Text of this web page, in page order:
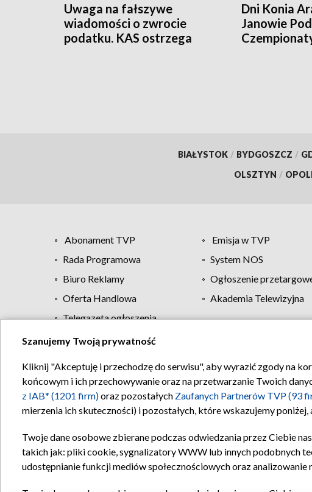
Uwaga na fałszywe
wiadomości o zwrocie
podatku. KAS ostrzega
Dni Konia
Janowie
BIAŁYSTOK / BYDGOSZCZ /
OLSZTYN /
Abonament TVP Emisja w TVP
Rada Programowa
System NOS
Biuro Reklamy
Ogłoszenie
Oferta Handlowa
Akademia Telewizyjna
Telegazeta ogłoszenia
Regulamin TVP
Szanujemy Twoją prywatność
Kliknij "Akceptuję i przechodzę do serwisu", aby wyrazić zgody na
końcowym i ich przechowywanie oraz na przetwarzanie Twoich
z IAB* (1201 firm)oraz pozostałych Zaufanych Partnerów TVP (93
mierzenia ich skuteczności) i pozostałych, które wskazujemy
Twoje dane osobowe zbierane podczas odwiedzania przez Ciebie
takich jak: pliki cookie, sygnalizatory WWW lub innych podobnych
udostępnianie funkcji mediów społecznościowych oraz analizowanie